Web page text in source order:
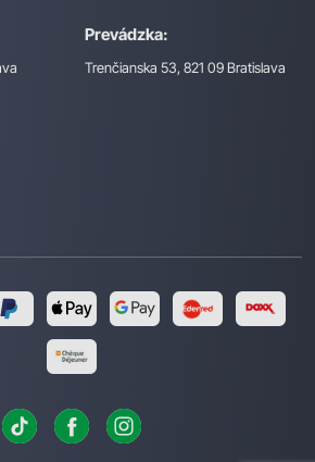
Prevádzka:
Trenčianska 53, 821 09 Bratislava